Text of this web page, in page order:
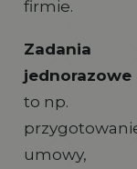
firmie.
Zadania
jednorazowe
to np.
umowy,